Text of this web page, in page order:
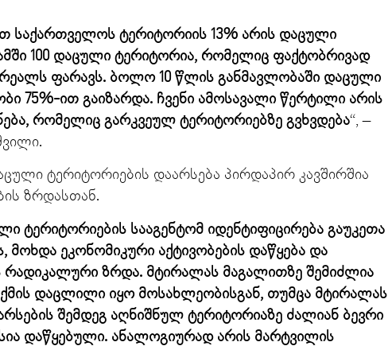
საქართველოს ტერიტორიის 13% არის დაცული
100 დაცული ტერიტორია, რომელიც ფაქტობრივად
არეალს ფარავს. ბოლო 10 წლის განმავლობაში დაცული
75%-ით გაიზარდა. ჩვენი ამოსავალი წერტილი არის
რომელიც გარკვეულ ტერიტორიებზე გვხვდება“, –
ტერიტორიების დაარსება პირდაპირ კავშირშია
ზრდასთან.
ტერიტორიების სააგენტომ იდენტიფიცირება გაუკეთა
მოხდა ეკონომიკური აქტივობების დაწყება და
რადიკალური ზრდა. მტირალას მაგალითზე შემიძლია
დაცლილი იყო მოსახლეობისგან, თუმცა მტირალას
შემდეგ აღნიშნულ ტერიტორიაზე ძალიან ბევრი
დაწყებული. ანალოგიურად არის მარტვილის